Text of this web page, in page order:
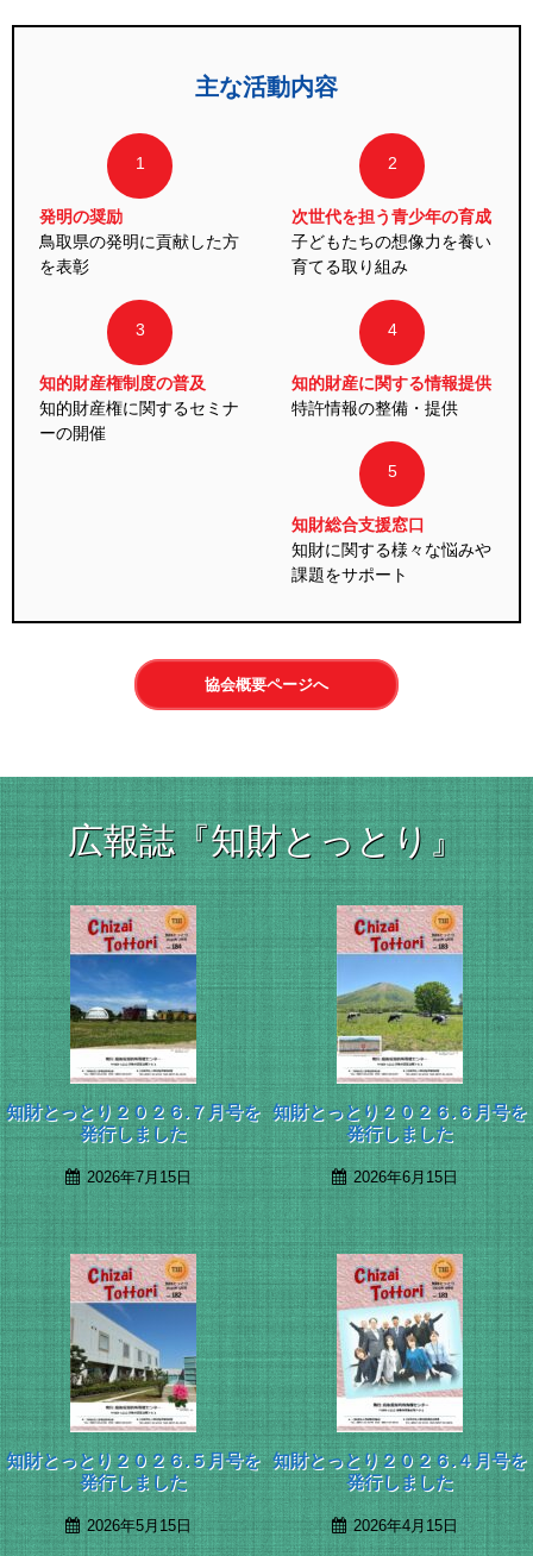
主な活動内容
1
発明の奨励
鳥取県の発明に貢献した方
を表彰
2
次世代を担う青少年の育成
子どもたちの想像力を養い
育てる取り組み
3
知的財産権制度の普及
知的財産権に関するセミナ
ーの開催
4
知的財産に関する情報提供
特許情報の整備・提供
5
知財総合支援窓口
知財に関する様々な悩みや
課題をサポート
協会概要ページへ
広報誌『知財とっとり』
知財とっとり２０２６.７月号を
発行しました
2026年7月15日
知財とっとり２０２６.６月号を
発行しました
2026年6月15日
知財とっとり２０２６.５月号を
発行しました
2026年5月15日
知財とっとり２０２６.４月号を
発行しました
2026年4月15日